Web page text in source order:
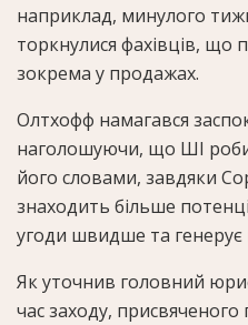
наприклад, минулого
торкнулися фахівців, що
зокрема у продажах.
Олтхофф намагався
наголошуючи, що ШІ
його словами, завдяки
знаходить більше
угоди швидше та генерує
Як уточнив головний
час заходу,